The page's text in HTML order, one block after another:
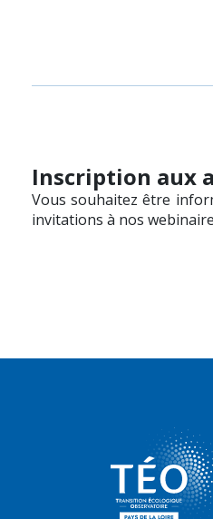
Inscription aux
Vous souhaitez être
invitations à nos